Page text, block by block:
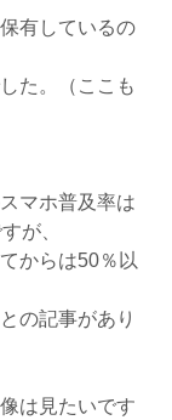
有しているの
た。（ここも
マホ普及率は
が、
からは50％以
の記事があり
は見たいです